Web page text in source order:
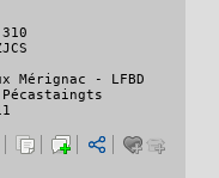
Mérignac - LFBD